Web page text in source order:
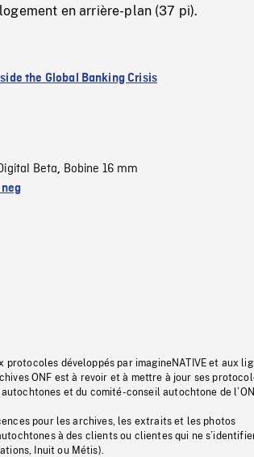
en arrière-plan (37 pi).
the Global Banking Crisis
Beta, Bobine 16 mm
protocoles développés par imagineNATIVE et aux
ONF est à revoir et à mettre à jour ses
et du comité-conseil autochtone de
pour les archives, les extraits et les photos
à des clients ou clientes qui ne
Inuit ou Métis).